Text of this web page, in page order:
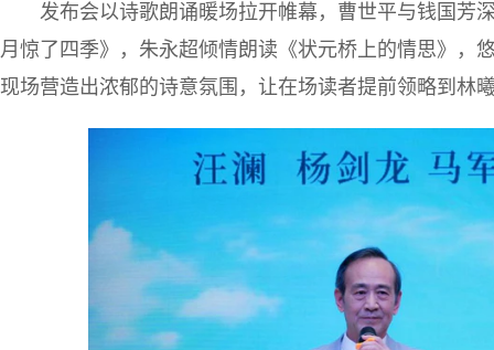
发布会以诗歌朗诵暖场拉开帷幕，曹世平与钱国芳
月惊了四季》，朱永超倾情朗读《状元桥上的情思》，
现场营造出浓郁的诗意氛围，让在场读者提前领略到林